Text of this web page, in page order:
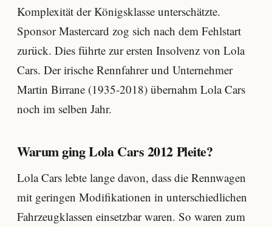
Komplexität der Königsklasse unterschätzte.
Sponsor Mastercard zog sich nach dem Fehlstart
zurück. Dies führte zur ersten Insolvenz von Lola
Cars. Der irische Rennfahrer und Unternehmer
Martin Birrane (1935-2018) übernahm Lola Cars
noch im selben Jahr.
Warum ging Lola Cars 2012 Pleite?
Lola Cars lebte lange davon, dass die Rennwagen
mit geringen Modifikationen in unterschiedlichen
Fahrzeugklassen einsetzbar waren. So waren zum